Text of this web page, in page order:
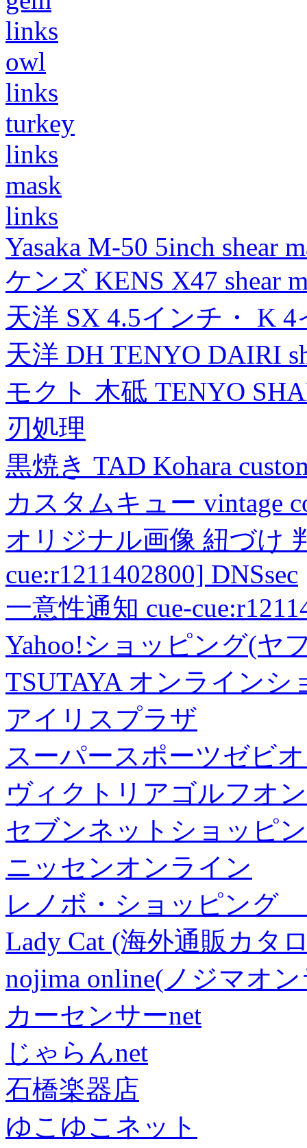
links
owl
links
turkey
links
mask
links
Yasaka M-50 5inch shear
ケンズ KENS X47 shear
天洋 SX 4.5インチ・ K
天洋 DH TENYO DAIRI
モクト 木砥 TENYO
刃処理
黒焼き TAD Kohara
カスタムキュー vintage
オリジナル画像 紐づけ
cue:r1211402800] DNSsec
一意性通知 cue-
Yahoo!ショッピング(ヤ
TSUTAYA オンラインシ
アイリスプラザ
スーパースポーツゼビ
ヴィクトリアゴルフオ
セブンネットショッピ
ニッセンオンライン
レノボ・ショッピング
Lady Cat (海外通販カタ
nojima online(ノジマオ
カーセンサーnet
じゃらんnet
石橋楽器店
ゆこゆこネット